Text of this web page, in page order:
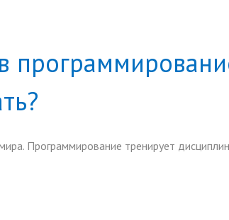
Программирование тренирует